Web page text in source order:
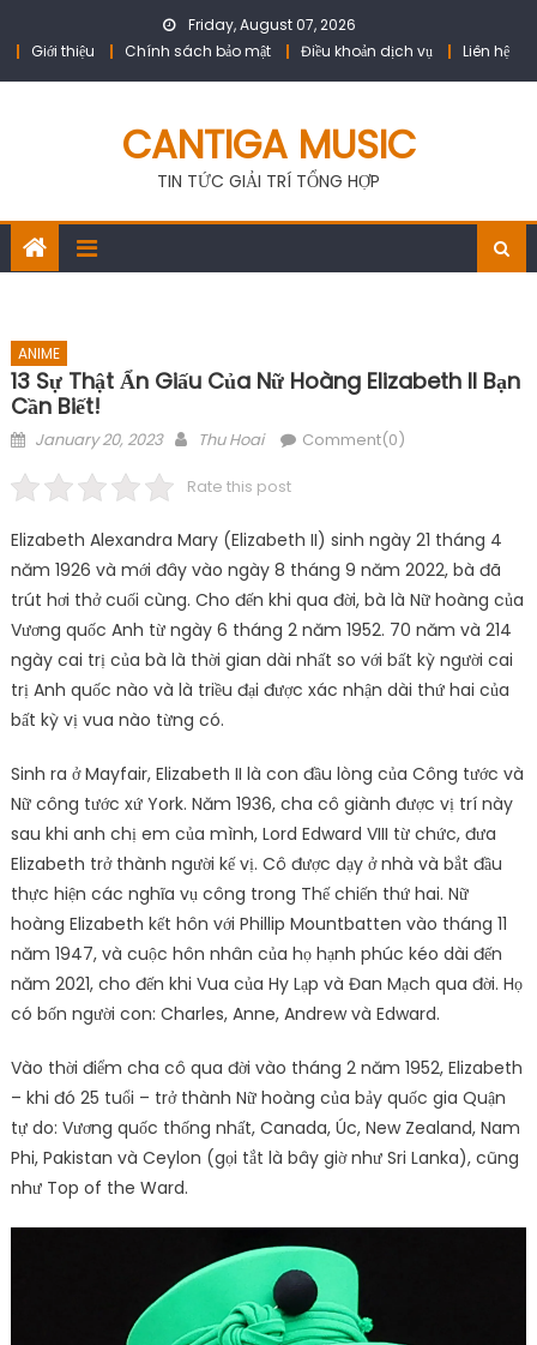
Friday, August 07, 2026
Giới thiệu
Chính sách bảo mật Điều khoản dịch vụ Liên hệ
CANTIGA MUSIC
TIN TỨC GIẢI TRÍ TỔNG HỢP
ANIME
13 Sự Thật Ẩn Giấu Của Nữ Hoàng Elizabeth II Bạn
Cần Biết!
Posted
January 20, 2023 Author
Thu Hoai Comment(0)
Rate this post
Elizabeth Alexandra Mary (Elizabeth II) sinh ngày 21 tháng 4
năm 1926 và mới đây vào ngày 8 tháng 9 năm 2022, bà đã
trút hơi thở cuối cùng. Cho đến khi qua đời, bà là Nữ hoàng của
Vương quốc Anh từ ngày 6 tháng 2 năm 1952. 70 năm và 214
ngày cai trị của bà là thời gian dài nhất so với bất kỳ người cai
trị Anh quốc nào và là triều đại được xác nhận dài thứ hai của
bất kỳ vị vua nào từng có.
Sinh ra ở Mayfair, Elizabeth II là con đầu lòng của Công tước và
Nữ công tước xứ York. Năm 1936, cha cô giành được vị trí này
sau khi anh chị em của mình, Lord Edward VIII từ chức, đưa
Elizabeth trở thành người kế vị. Cô được dạy ở nhà và bắt đầu
thực hiện các nghĩa vụ công trong Thế chiến thứ hai. Nữ
hoàng Elizabeth kết hôn với Phillip Mountbatten vào tháng 11
năm 1947, và cuộc hôn nhân của họ hạnh phúc kéo dài đến
năm 2021, cho đến khi Vua của Hy Lạp và Đan Mạch qua đời. Họ
có bốn người con: Charles, Anne, Andrew và Edward.
Vào thời điểm cha cô qua đời vào tháng 2 năm 1952, Elizabeth
– khi đó 25 tuổi – trở thành Nữ hoàng của bảy quốc gia Quận
tự do: Vương quốc thống nhất, Canada, Úc, New Zealand, Nam
Phi, Pakistan và Ceylon (gọi tắt là bây giờ như Sri Lanka), cũng
như Top of the Ward.